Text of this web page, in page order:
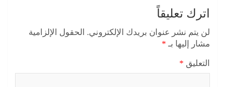
اترك تعليقاً
لن يتم نشر عنوان بريدك الإلكتروني. الحقول الإلزامية
مشار إليها بـ *
التعليق *